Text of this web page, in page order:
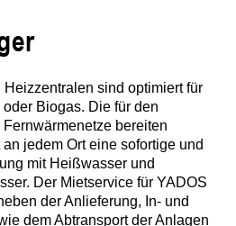
sind optimiert für
Biogas. Die für den
bereiten
jedem Ort eine sofortige und
mit Heißwasser und
Der Mietservice für YADOS
der Anlieferung, In- und
dem Abtransport der Anlagen